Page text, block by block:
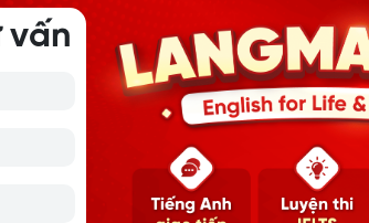
anh/chị muốn tìm chỗ ở có đồ đạc
mua nhà kiểu hiện hay hay kiểu cổ?
vấn